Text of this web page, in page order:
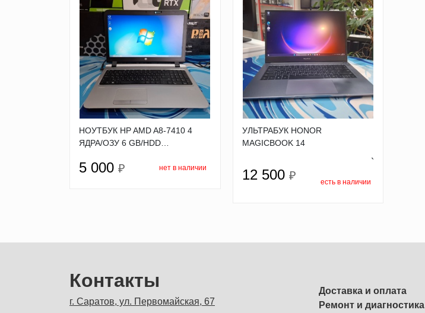
НОУТБУК HP AMD A8-7410 4
ЯДРА/ОЗУ 6 GB/HDD…
5 000 ₽ нет в наличии
УЛЬТРАБУК HONOR
MAGICBOOK 14
12 500 ₽
`
есть в наличии
Контакты
г. Саратов, ул. Первомайская, 67
Доставка и оплата
Ремонт и диагностика